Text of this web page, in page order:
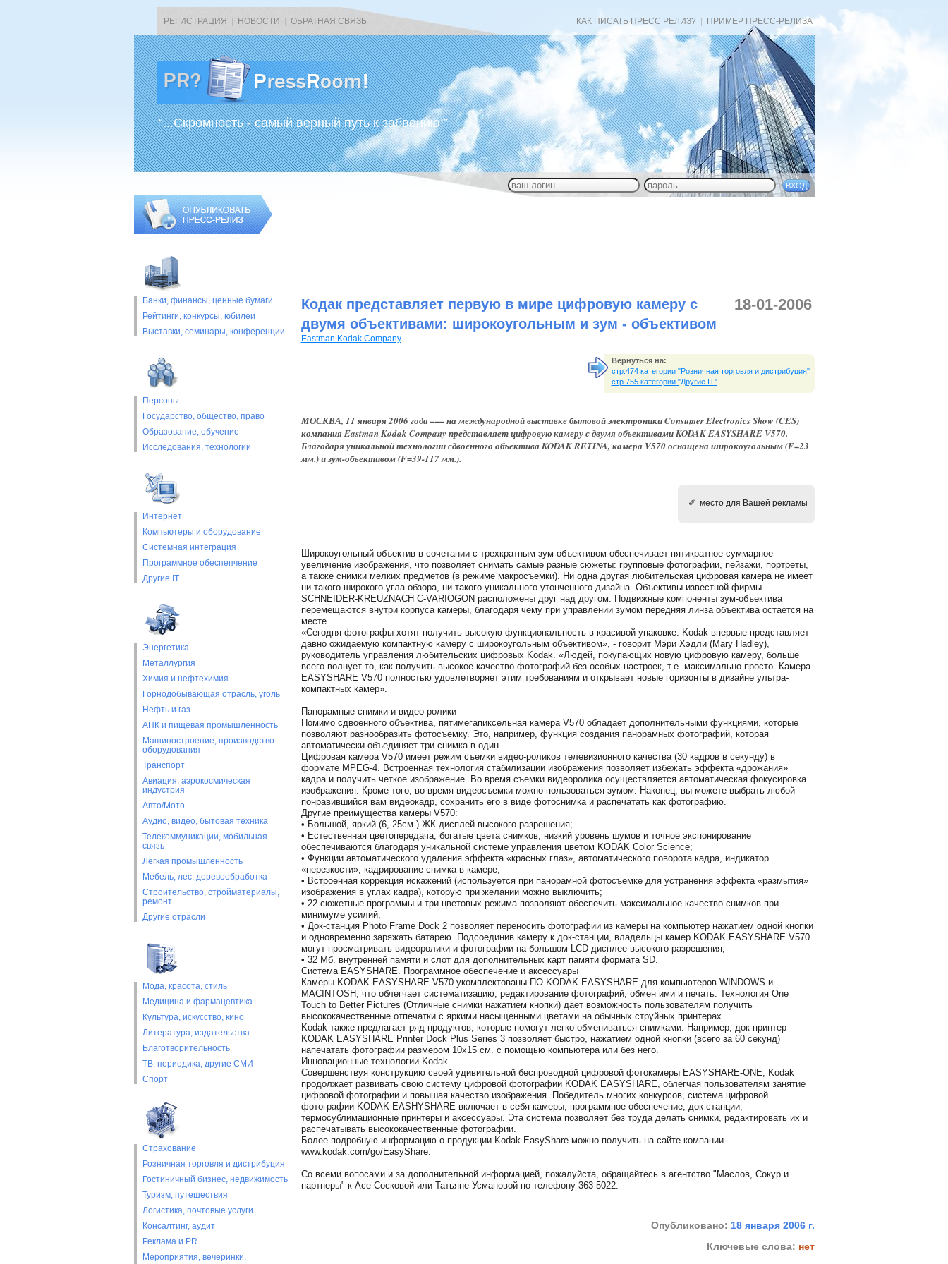
РЕГИСТРАЦИЯ НОВОСТИ ОБРАТНАЯ СВЯЗЬ КАК ПИСАТЬ ПРЕСС РЕЛИЗ? ПРИМЕР ПРЕСС-РЕЛИЗА
“...Скромность - самый верный путь к забвению!”
Банки, финансы, ценные бумаги
Рейтинги, конкурсы, юбилеи
Выставки, cеминары, конференции
Персоны
Государство, общество, право
Образование, обучение
Исследования, технологии
Интернет
Компьютеры и оборудование
Системная интеграция
Программное обеспепчение
Другие IT
Энергетика
Металлургия
Химия и нефтехимия
Горнодобывающая отрасль, уголь
Нефть и газ
АПК и пищевая промышленность
Машиностроение, производство
оборудования
Транспорт
Авиация, аэрокосмическая
индустрия
Авто/Мото
Аудио, видео, бытовая техника
Телекоммуникации, мобильная
связь
Легкая промышленность
Мебель, лес, деревообработка
Строительство, стройматериалы,
ремонт
Другие отрасли
Мода, красота, стиль
Медицина и фармацевтика
Культура, искусство, кино
Литература, издательства
Благотворительность
ТВ, периодика, другие СМИ
Спорт
Страхование
Розничная торговля и дистрибуция
Гостиничный бизнес, недвижимость
Туризм, путешествия
Логистика, почтовые услуги
Консалтинг, аудит
Реклама и PR
Мероприятия, вечеринки,
Кодак представляет первую в мире цифровую камеру с
двумя объективами: широкоугольным и зум - объективом
Eastman Kodak Company
18-01-2006
Вернуться на:
стр.474 категории "Розничная торговля и дистрибуция"
стр.755 категории "Другие IT"
МОСКВА, 11 января 2006 года –— на международной выставке бытовой электроники Consumer Electronics Show (CES)
компания Eastman Kodak Company представляет цифровую камеру с двумя объективами KODAK EASYSHARE V570.
Благодаря уникальной технологии сдвоенного объектива KODAK RETINA, камера V570 оснащена широкоугольным (F=23
мм.) и зум-объективом (F=39-117 мм.).
✐ место для Вашей рекламы
Широкоугольный объектив в сочетании с трехкратным зум-объективом обеспечивает пятикратное суммарное
увеличение изображения, что позволяет снимать самые разные сюжеты: групповые фотографии, пейзажи, портреты,
а также снимки мелких предметов (в режиме макросъемки). Ни одна другая любительская цифровая камера не имеет
ни такого широкого угла обзора, ни такого уникального утонченного дизайна. Объективы известной фирмы
SCHNEIDER-KREUZNACH C-VARIOGON расположены друг над другом. Подвижные компоненты зум-объектива
перемещаются внутри корпуса камеры, благодаря чему при управлении зумом передняя линза объектива остается на
месте.
«Сегодня фотографы хотят получить высокую функциональность в красивой упаковке. Kodak впервые представляет
давно ожидаемую компактную камеру с широкоугольным объективом», - говорит Мэри Хэдли (Mary Hadley),
руководитель управления любительских цифровых Kodak. «Людей, покупающих новую цифровую камеру, больше
всего волнует то, как получить высокое качество фотографий без особых настроек, т.е. максимально просто. Камера
EASYSHARE V570 полностью удовлетворяет этим требованиям и открывает новые горизонты в дизайне ультра-
компактных камер».
Панорамные снимки и видео-ролики
Помимо сдвоенного объектива, пятимегапиксельная камера V570 обладает дополнительными функциями, которые
позволяют разнообразить фотосъемку. Это, например, функция создания панорамных фотографий, которая
автоматически объединяет три снимка в один.
Цифровая камера V570 имеет режим съемки видео-роликов телевизионного качества (30 кадров в секунду) в
формате MPEG-4. Встроенная технология стабилизации изображения позволяет избежать эффекта «дрожания»
кадра и получить четкое изображение. Во время съемки видеоролика осуществляется автоматическая фокусировка
изображения. Кроме того, во время видеосъемки можно пользоваться зумом. Наконец, вы можете выбрать любой
понравившийся вам видеокадр, сохранить его в виде фотоснимка и распечатать как фотографию.
Другие преимущества камеры V570:
• Большой, яркий (6, 25см.) ЖК-дисплей высокого разрешения;
• Естественная цветопередача, богатые цвета снимков, низкий уровень шумов и точное экспонирование
обеспечиваются благодаря уникальной системе управления цветом KODAK Color Science;
• Функции автоматического удаления эффекта «красных глаз», автоматического поворота кадра, индикатор
«нерезкости», кадрирование снимка в камере;
• Встроенная коррекция искажений (используется при панорамной фотосъемке для устранения эффекта «размытия»
изображения в углах кадра), которую при желании можно выключить;
• 22 сюжетные программы и три цветовых режима позволяют обеспечить максимальное качество снимков при
минимуме усилий;
• Док-станция Photo Frame Dock 2 позволяет переносить фотографии из камеры на компьютер нажатием одной кнопки
и одновременно заряжать батарею. Подсоединив камеру к док-станции, владельцы камер KODAK EASYSHARE V570
могут просматривать видеоролики и фотографии на большом LCD дисплее высокого разрешения;
• 32 Мб. внутренней памяти и слот для дополнительных карт памяти формата SD.
Система EASYSHARE. Программное обеспечение и аксессуары
Камеры KODAK EASYSHARE V570 укомплектованы ПО KODAK EASYSHARE для компьютеров WINDOWS и
MACINTOSH, что облегчает систематизацию, редактирование фотографий, обмен ими и печать. Технология One
Touch to Better Pictures (Отличные снимки нажатием кнопки) дает возможность пользователям получить
высококачественные отпечатки с яркими насыщенными цветами на обычных струйных принтерах.
Kodak также предлагает ряд продуктов, которые помогут легко обмениваться снимками. Например, док-принтер
KODAK EASYSHARE Printer Dock Plus Series 3 позволяет быстро, нажатием одной кнопки (всего за 60 секунд)
напечатать фотографии размером 10х15 см. с помощью компьютера или без него.
Инновационные технологии Kodak
Совершенствуя конструкцию своей удивительной беспроводной цифровой фотокамеры EASYSHARE-ONE, Kodak
продолжает развивать свою систему цифровой фотографии KODAK EASYSHARE, облегчая пользователям занятие
цифровой фотографии и повышая качество изображения. Победитель многих конкурсов, система цифровой
фотографии KODAK EASHYSHARE включает в себя камеры, программное обеспечение, док-станции,
термосублимационные принтеры и аксессуары. Эта система позволяет без труда делать снимки, редактировать их и
распечатывать высококачественные фотографии.
Более подробную информацию о продукции Kodak EasyShare можно получить на сайте компании
www.kodak.com/go/EasyShare.
Со всеми вопосами и за дополнительной информацией, пожалуйста, обращайтесь в агентство "Маслов, Сокур и
партнеры" к Асе Сосковой или Татьяне Усмановой по телефону 363-5022.
Опубликовано: 18 января 2006 г.
Ключевые слова: нет